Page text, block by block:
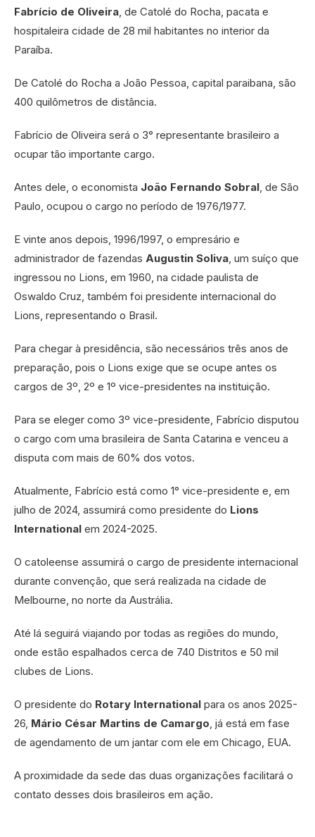
Fabrício de Oliveira , de Catolé do Rocha, pacata e
hospitaleira cidade de 28 mil habitantes no interior da
Paraíba.
De Catolé do Rocha a João Pessoa, capital paraibana, são
400 quilômetros de distância.
Fabrício de Oliveira será o 3° representante brasileiro a
ocupar tão importante cargo.
Antes dele, o economista João Fernando Sobral , de São
Paulo, ocupou o cargo no período de 1976/1977.
E vinte anos depois, 1996/1997, o empresário e
administrador de fazendas Augustin Soliva , um suíço que
ingressou no Lions, em 1960, na cidade paulista de
Oswaldo Cruz, também foi presidente internacional do
Lions, representando o Brasil.
Para chegar à presidência, são necessários três anos de
preparação, pois o Lions exige que se ocupe antes os
cargos de 3º, 2º e 1º vice-presidentes na instituição.
Para se eleger como 3º vice-presidente, Fabrício disputou
o cargo com uma brasileira de Santa Catarina e venceu a
disputa com mais de 60% dos votos.
Atualmente, Fabrício está como 1° vice-presidente e, em
julho de 2024, assumirá como presidente do Lions
International em 2024-2025.
O catoleense assumirá o cargo de presidente internacional
durante convenção, que será realizada na cidade de
Melbourne, no norte da Austrália.
Até lá seguirá viajando por todas as regiões do mundo,
onde estão espalhados cerca de 740 Distritos e 50 mil
clubes de Lions.
O presidente do Rotary International para os anos 2025-
26, Mário César Martins de Camargo , já está em fase
de agendamento de um jantar com ele em Chicago, EUA.
A proximidade da sede das duas organizações facilitará o
contato desses dois brasileiros em ação.